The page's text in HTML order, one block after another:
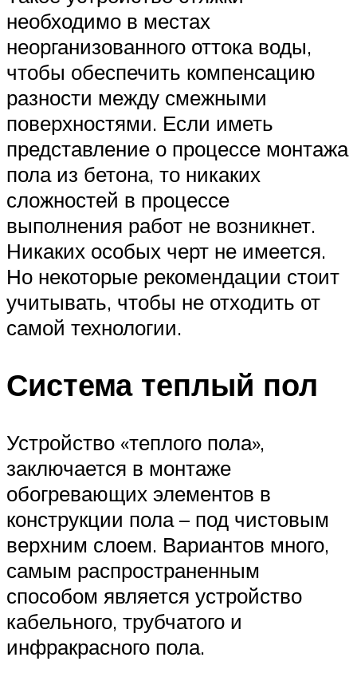
необходимо в местах
неорганизованного оттока воды,
чтобы обеспечить компенсацию
разности между смежными
поверхностями. Если иметь
представление о процессе монтажа
пола из бетона, то никаких
сложностей в процессе
выполнения работ не возникнет.
Никаких особых черт не имеется.
Но некоторые рекомендации стоит
учитывать, чтобы не отходить от
самой технологии.
Система теплый пол
Устройство «теплого пола»,
заключается в монтаже
обогревающих элементов в
конструкции пола – под чистовым
верхним слоем. Вариантов много,
самым распространенным
способом является устройство
кабельного, трубчатого и
инфракрасного пола.